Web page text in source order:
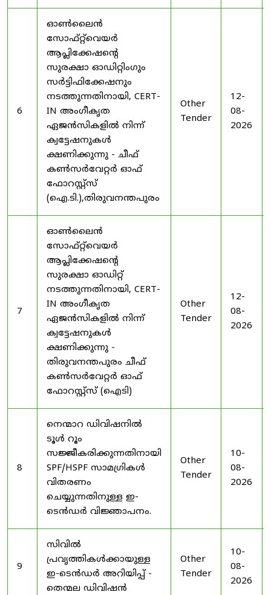
6
ഓൺലൈൻ
സോഫ്റ്റ്‌വെയർ
ആപ്ലിക്കേഷന്റെ
സുരക്ഷാ ഓഡിറ്റിംഗും
സർട്ടിഫിക്കേഷനും
നടത്തുന്നതിനായി, CERT-
IN അംഗീകൃത
ഏജൻസികളിൽ നിന്ന്
ക്വട്ടേഷനുകൾ
ക്ഷണിക്കുന്നു - ചീഫ്
കൺസർവേറ്റർ ഓഫ്
ഫോറസ്റ്റ്സ്
(ഐ.ടി.),തിരുവനന്തപുരം
Other
Tender
12-
08-
2026
7
ഓൺലൈൻ
സോഫ്റ്റ്‌വെയർ
ആപ്ലിക്കേഷന്റെ
സുരക്ഷാ ഓഡിറ്റ്
നടത്തുന്നതിനായി, CERT-
IN അംഗീകൃത
ഏജൻസികളിൽ നിന്ന്
ക്വട്ടേഷനുകൾ
ക്ഷണിക്കുന്നു -
തിരുവനന്തപുരം ചീഫ്
കൺസർവേറ്റർ ഓഫ്
ഫോറസ്റ്റ്സ് (ഐടി)
Other
Tender
12-
08-
2026
8
നെന്മാറ ഡിവിഷനിൽ
ടൂൾ റൂം
സജ്ജീകരിക്കുന്നതിനായി
SPF/HSPF സാമഗ്രികൾ
വിതരണം
ചെയ്യുന്നതിനുള്ള ഇ-
ടെൻഡർ വിജ്ഞാപനം.
Other
Tender
10-
08-
2026
9
സിവിൽ
പ്രവൃത്തികൾക്കായുള്ള
ഇ-ടെൻഡർ അറിയിപ്പ് -
തെന്മല ഡിവിഷൻ
Other
Tender
10-
08-
2026